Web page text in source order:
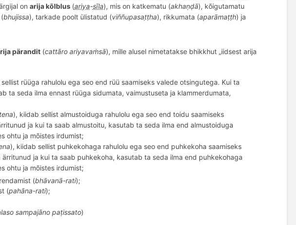
on arija kõlblus (ariya-sīla), mis on katkematu (akhaṇḍā), kõigutamatu
bhujissa), tarkade poolt ülistatud (viññupasaṭṭha), rikkumata (aparāmaṭṭh) ja
pärandit(cattāro ariyavaṁsā), mille alusel nimetatakse bhikkhut „iidsest arija
rüüga rahulolu ega seo end rüü saamiseks valede otsingutega. Kui ta
ta seda ilma ennast rüüga sidumata, vaimustuseta ja klammerdumata,
), kiidab sellist almustoiduga rahulolu ega seo end toidu saamiseks
ja kui ta saab almustoitu, kasutab ta seda ilma end almustoiduga
ohtu ja mõistes irdumist;
), kiidab sellist puhkekohaga rahulolu ega seo end puhkekoha saamiseks
ja kui ta saab puhkekoha, kasutab ta seda ilma end puhkekohaga
ohtu ja mõistes irdumist;
(bhāvanā-rati);
(pahāna-rati);
sampajāno paṭissato)